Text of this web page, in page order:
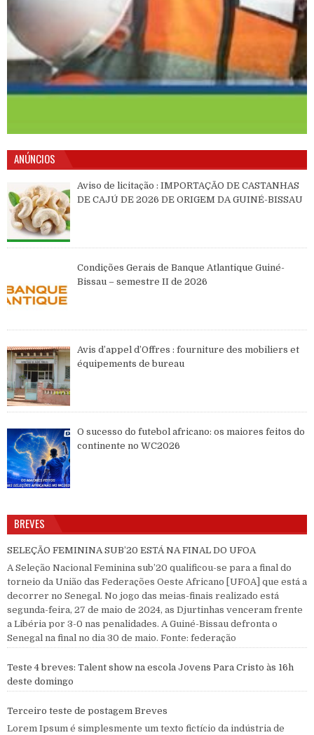
ANÚNCIOS
Aviso de licitação : IMPORTAÇÃO DE CASTANHAS
DE CAJÚ DE 2026 DE ORIGEM DA GUINÉ-BISSAU
Condições Gerais de Banque Atlantique Guiné-
Bissau – semestre II de 2026
Avis d’appel d’Offres : fourniture des mobiliers et
équipements de bureau
O sucesso do futebol africano: os maiores feitos do
continente no WC2026
BREVES
SELEÇÃO FEMININA SUB’20 ESTÁ NA FINAL DO UFOA
A Seleção Nacional Feminina sub’20 qualificou-se para a final do
torneio da União das Federações Oeste Africano [UFOA] que está a
decorrer no Senegal. No jogo das meias-finais realizado está
segunda-feira, 27 de maio de 2024, as Djurtinhas venceram frente
a Libéria por 3-0 nas penalidades. A Guiné-Bissau defronta o
Senegal na final no dia 30 de maio. Fonte: federação
Teste 4 breves: Talent show na escola Jovens Para Cristo às 16h
deste domingo
Terceiro teste de postagem Breves
Lorem Ipsum é simplesmente um texto fictício da indústria de